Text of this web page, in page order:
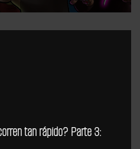
tan rápido? Parte 3: